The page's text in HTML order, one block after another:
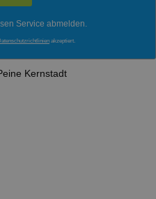
Service abmelden.
akzeptiert.
Kernstadt